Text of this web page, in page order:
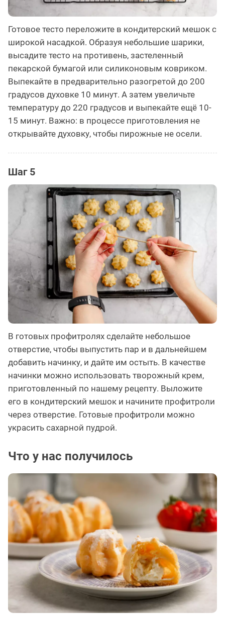
Готовое тесто переложите в кондитерский мешок с
широкой насадкой. Образуя небольшие шарики,
высадите тесто на противень, застеленный
пекарской бумагой или силиконовым ковриком.
Выпекайте в предварительно разогретой до 200
градусов духовке 10 минут. А затем увеличьте
температуру до 220 градусов и выпекайте ещё 10-
15 минут. Важно: в процессе приготовления не
открывайте духовку, чтобы пирожные не осели.
Шаг 5
В готовых профитролях сделайте небольшое
отверстие, чтобы выпустить пар и в дальнейшем
добавить начинку, и дайте им остыть. В качестве
начинки можно использовать творожный крем,
приготовленный по нашему рецепту. Выложите
его в кондитерский мешок и начините профитроли
через отверстие. Готовые профитроли можно
украсить сахарной пудрой.
Что у нас получилось